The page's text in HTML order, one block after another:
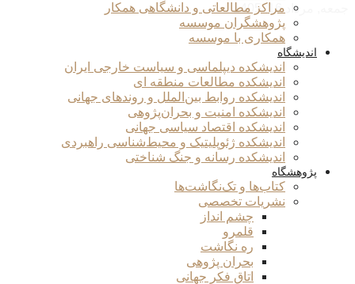
جمعه, مرداد 16, 1405مراکز مطالعاتی و دانشگاهی همکار
پژوهشگران موسسه
همکاری با موسسه
اندیشگاه
اندیشکده دیپلماسی و سیاست خارجی ایران
اندیشکده مطالعات منطقه ای
اندیشکده روابط بین‌الملل و روندهای جهانی
اندیشکده امنیت و بحران‌پژوهی
اندیشکده اقتصاد سیاسی جهانی
اندیشکده ژئوپلیتیک و محیط‌شناسی راهبردی
اندیشکده رسانه و جنگ شناختی
پژوهشگاه
کتاب‌ها و تک‌نگاشت‌ها
نشریات تخصصی
چشم انداز
قلمرو
ره نگاشت
بحران پژوهی
اتاق فکر جهانی